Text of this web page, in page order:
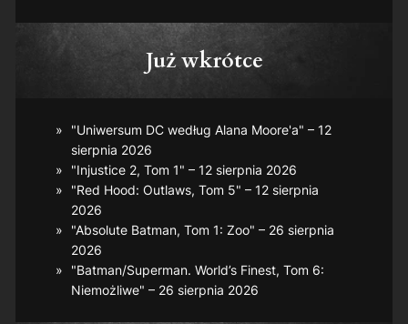
Już wkrótce
"Uniwersum DC według Alana Moore'a" – 12
sierpnia 2026
"Injustice 2, Tom 1" – 12 sierpnia 2026
"Red Hood: Outlaws, Tom 5" – 12 sierpnia
2026
"Absolute Batman, Tom 1: Zoo" – 26 sierpnia
2026
"Batman/Superman. World’s Finest, Tom 6:
Niemożliwe" – 26 sierpnia 2026